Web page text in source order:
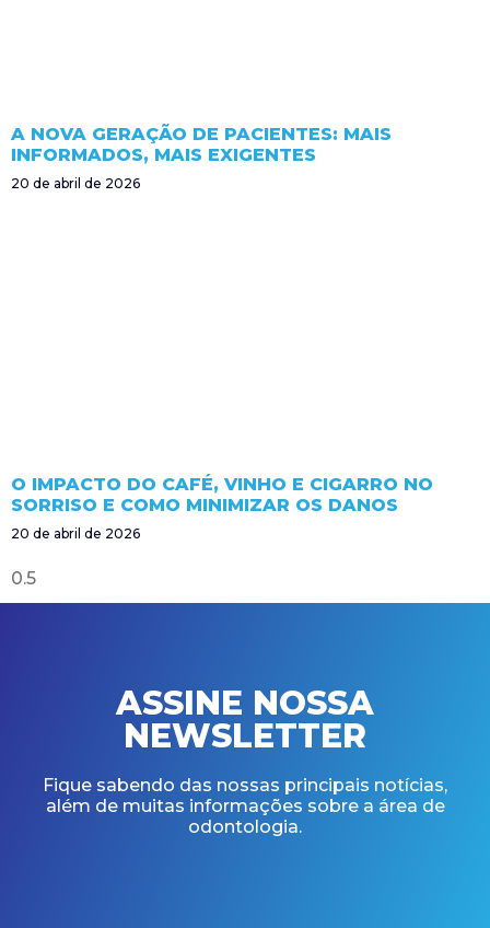
A NOVA GERAÇÃO DE PACIENTES: MAIS
INFORMADOS, MAIS EXIGENTES
20 de abril de 2026
O IMPACTO DO CAFÉ, VINHO E CIGARRO NO
SORRISO E COMO MINIMIZAR OS DANOS
20 de abril de 2026
ASSINE NOSSA
NEWSLETTER
Fique sabendo das nossas principais notícias,
além de muitas informações sobre a área de
odontologia.